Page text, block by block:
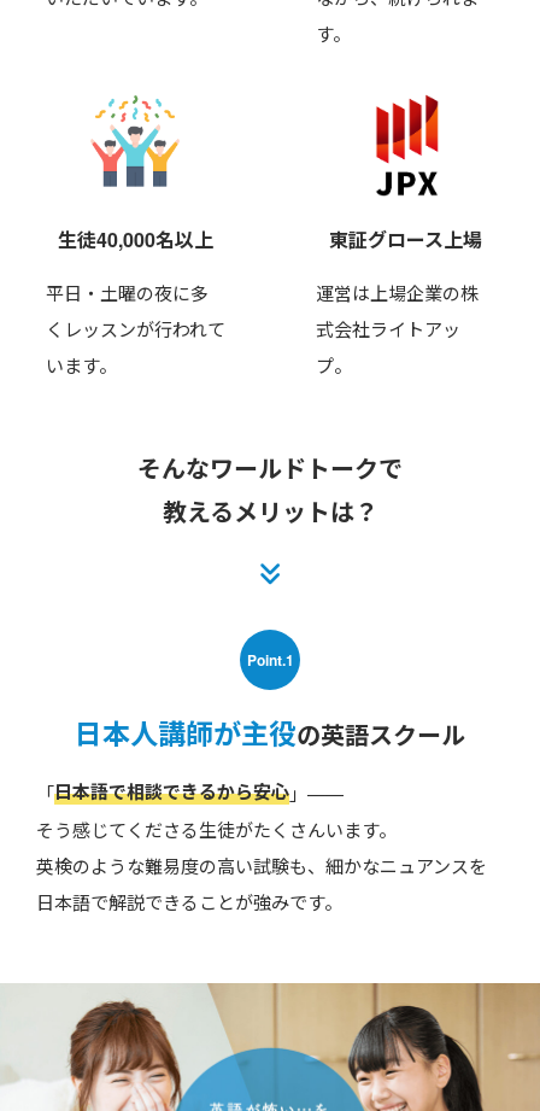
す。
生徒40,000名以上
平日・土曜の夜に多
くレッスンが行われて
います。
東証グロース上場
運営は上場企業の株
式会社ライトアッ
プ。
そんなワールドトークで
教えるメリットは？
Point.1
日本人講師が主役の英語スクール
「日本語で相談できるから安心」——
そう感じてくださる生徒がたくさんいます。
英検のような難易度の高い試験も、細かなニュアンスを
日本語で解説できることが強みです。